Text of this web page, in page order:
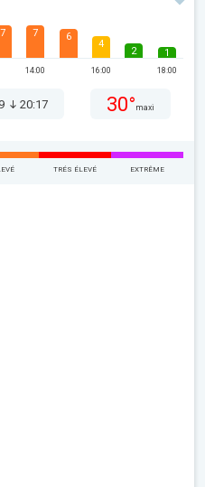
7 7
14:00
6
4
16:00
2 1
18:00
20:17 30° maxi
TRÉS ÉLEVÉ EXTRÊME